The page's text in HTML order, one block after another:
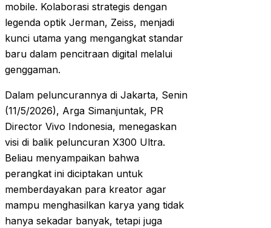
mobile. Kolaborasi strategis dengan
legenda optik Jerman, Zeiss, menjadi
kunci utama yang mengangkat standar
baru dalam pencitraan digital melalui
genggaman.
Dalam peluncurannya di Jakarta, Senin
(11/5/2026), Arga Simanjuntak, PR
Director Vivo Indonesia, menegaskan
visi di balik peluncuran X300 Ultra.
Beliau menyampaikan bahwa
perangkat ini diciptakan untuk
memberdayakan para kreator agar
mampu menghasilkan karya yang tidak
hanya sekadar banyak, tetapi juga